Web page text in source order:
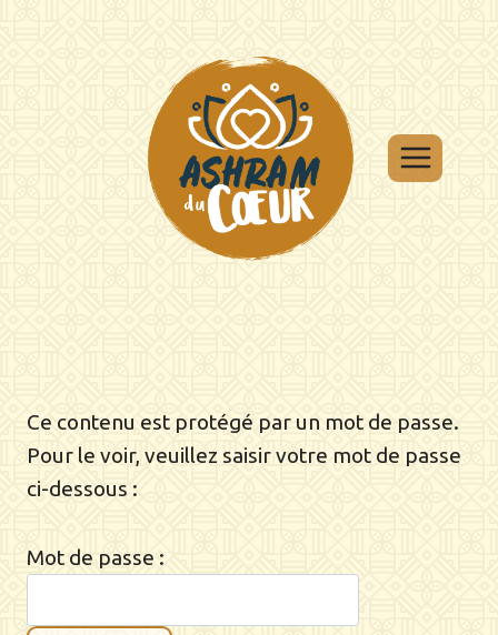
Ce contenu est protégé par un mot de passe.
Pour le voir, veuillez saisir votre mot de passe
ci-dessous :
Mot de passe :